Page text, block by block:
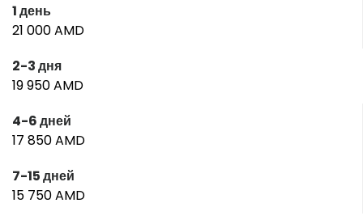
1 день
21 000 AMD
2-3 дня
19 950 AMD
4-6 дней
17 850 AMD
7-15 дней
15 750 AMD